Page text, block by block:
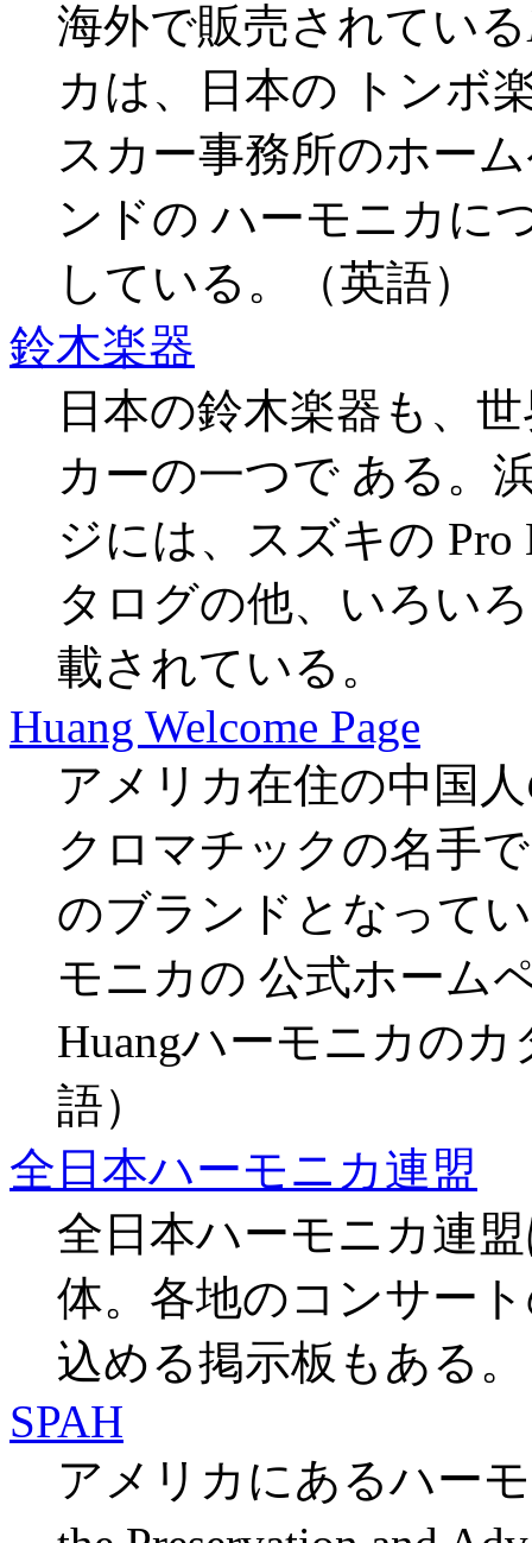
海外で販売されている
カは、日本の トンボ
スカー事務所のホー
ンドの ハーモニカに
している。（英語）
鈴木楽器
日本の鈴木楽器も、
カーの一つで ある。
ジには、スズキの
タログの他、いろい
載されている。
Huang Welcome Page
アメリカ在住の中国人
クロマチックの名手
のブランドとなって
モニカの 公式ホーム
Huangハーモニカの
語）
全日本ハーモニカ連盟
全日本ハーモニカ連
体。各地のコンサー
込める掲示板もある。
SPAH
アメリカにあるハー